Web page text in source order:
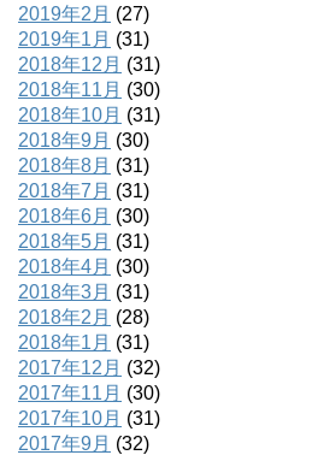
2019年2月 (27)
2019年1月 (31)
2018年12月 (31)
2018年11月 (30)
2018年10月 (31)
2018年9月 (30)
2018年8月 (31)
2018年7月 (31)
2018年6月 (30)
2018年5月 (31)
2018年4月 (30)
2018年3月 (31)
2018年2月 (28)
2018年1月 (31)
2017年12月 (32)
2017年11月 (30)
2017年10月 (31)
2017年9月 (32)